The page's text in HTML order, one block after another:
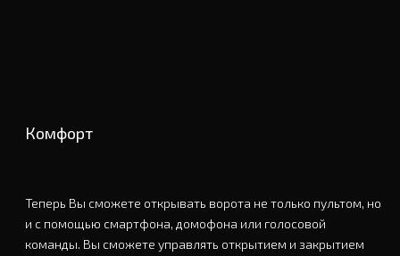
Комфорт
Теперь Вы сможете открывать ворота не только пультом, но
и с помощью смартфона, домофона или голосовой
команды. Вы сможете управлять открытием и закрытием